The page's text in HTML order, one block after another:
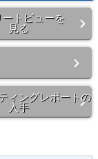
ートビューを
見る
ィングレポートの
入手